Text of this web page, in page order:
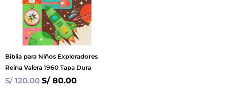
Biblia para Niños Exploradores
Reina Valera 1960 Tapa Dura
S/120.00 S/80.00